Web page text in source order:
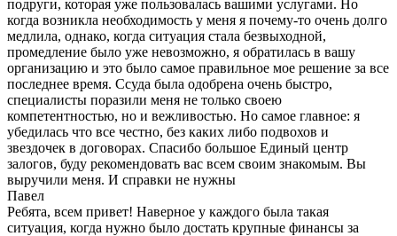
подруги, которая уже пользовалась вашими услугами. Но
когда возникла необходимость у меня я почему-то очень долго
медлила, однако, когда ситуация стала безвыходной,
промедление было уже невозможно, я обратилась в вашу
организацию и это было самое правильное мое решение за все
последнее время. Ссуда была одобрена очень быстро,
специалисты поразили меня не только своею
компетентностью, но и вежливостью. Но самое главное: я
убедилась что все честно, без каких либо подвохов и
звездочек в договорах. Спасибо большое Единый центр
залогов, буду рекомендовать вас всем своим знакомым. Вы
выручили меня. И справки не нужны
Павел
Ребята, всем привет! Наверное у каждого была такая
ситуация, когда нужно было достать крупные финансы за